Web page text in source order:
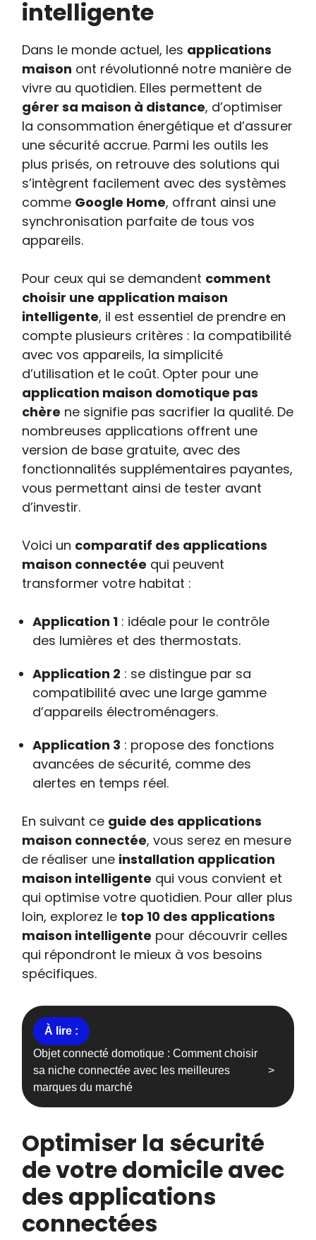
intelligente
Dans le monde actuel, les applications
maison ont révolutionné notre manière de
vivre au quotidien. Elles permettent de
gérer sa maison à distance, d’optimiser
la consommation énergétique et d’assurer
une sécurité accrue. Parmi les outils les
plus prisés, on retrouve des solutions qui
s’intègrent facilement avec des systèmes
comme Google Home, offrant ainsi une
synchronisation parfaite de tous vos
appareils.
Pour ceux qui se demandent comment
choisir une application maison
intelligente, il est essentiel de prendre en
compte plusieurs critères : la compatibilité
avec vos appareils, la simplicité
d’utilisation et le coût. Opter pour une
application maison domotique pas
chère ne signifie pas sacrifier la qualité. De
nombreuses applications offrent une
version de base gratuite, avec des
fonctionnalités supplémentaires payantes,
vous permettant ainsi de tester avant
d’investir.
Voici un comparatif des applications
maison connectée qui peuvent
transformer votre habitat :
Application 1 : idéale pour le contrôle
des lumières et des thermostats.
Application 2 : se distingue par sa
compatibilité avec une large gamme
d’appareils électroménagers.
Application 3 : propose des fonctions
avancées de sécurité, comme des
alertes en temps réel.
En suivant ce guide des applications
maison connectée, vous serez en mesure
de réaliser une installation application
maison intelligente qui vous convient et
qui optimise votre quotidien. Pour aller plus
loin, explorez le top 10 des applications
maison intelligente pour découvrir celles
qui répondront le mieux à vos besoins
spécifiques.
Objet connecté domotique : Comment choisir
sa niche connectée avec les meilleures
marques du marché
Optimiser la sécurité
de votre domicile avec
des applications
connectées